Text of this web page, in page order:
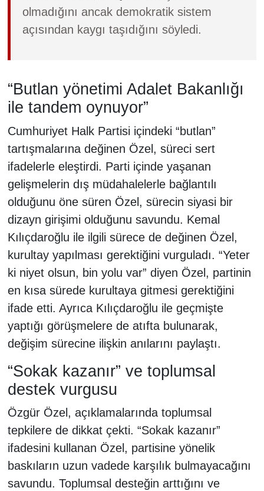
olmadığını ancak demokratik sistem
açısından kaygı taşıdığını söyledi.
“Butlan yönetimi Adalet Bakanlığı
ile tandem oynuyor”
Cumhuriyet Halk Partisi içindeki “butlan”
tartışmalarına değinen Özel, süreci sert
ifadelerle eleştirdi. Parti içinde yaşanan
gelişmelerin dış müdahalelerle bağlantılı
olduğunu öne süren Özel, sürecin siyasi bir
dizayn girişimi olduğunu savundu. Kemal
Kılıçdaroğlu ile ilgili sürece de değinen Özel,
kurultay yapılması gerektiğini vurguladı. “Yeter
ki niyet olsun, bin yolu var” diyen Özel, partinin
en kısa sürede kurultaya gitmesi gerektiğini
ifade etti. Ayrıca Kılıçdaroğlu ile geçmişte
yaptığı görüşmelere de atıfta bulunarak,
değişim sürecine ilişkin anılarını paylaştı.
“Sokak kazanır” ve toplumsal
destek vurgusu
Özgür Özel, açıklamalarında toplumsal
tepkilere de dikkat çekti. “Sokak kazanır”
ifadesini kullanan Özel, partisine yönelik
baskıların uzun vadede karşılık bulmayacağını
savundu. Toplumsal desteğin arttığını ve